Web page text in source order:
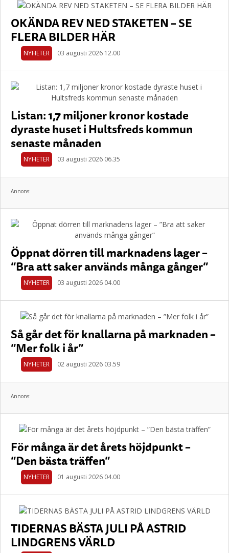
OKÄNDA REV NED STAKETEN – SE
FLERA BILDER HÄR
NYHETER 03 augusti 2026 12.00
Listan: 1,7 miljoner kronor kostade
dyraste huset i Hultsfreds kommun
senaste månaden
NYHETER 03 augusti 2026 06.35
Annons:
Öppnat dörren till marknadens lager –
”Bra att saker används många gånger”
NYHETER 03 augusti 2026 04.00
Så går det för knallarna på marknaden –
”Mer folk i år”
NYHETER 02 augusti 2026 03.59
Annons:
För många är det årets höjdpunkt –
”Den bästa träffen”
NYHETER 01 augusti 2026 04.00
TIDERNAS BÄSTA JULI PÅ ASTRID
LINDGRENS VÄRLD